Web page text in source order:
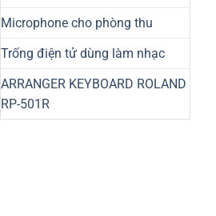
Microphone cho phòng thu
Trống điện tử dùng làm nhạc
ARRANGER KEYBOARD ROLAND
RP-501R